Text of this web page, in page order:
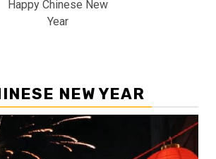
Happy Chinese New
Year
NEW YEAR